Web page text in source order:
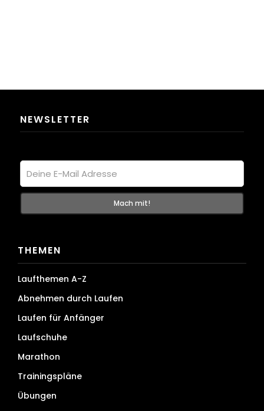
NEWSLETTER
THEMEN
Laufthemen A-Z
Abnehmen durch Laufen
Laufen für Anfänger
Laufschuhe
Marathon
Trainingspläne
Übungen